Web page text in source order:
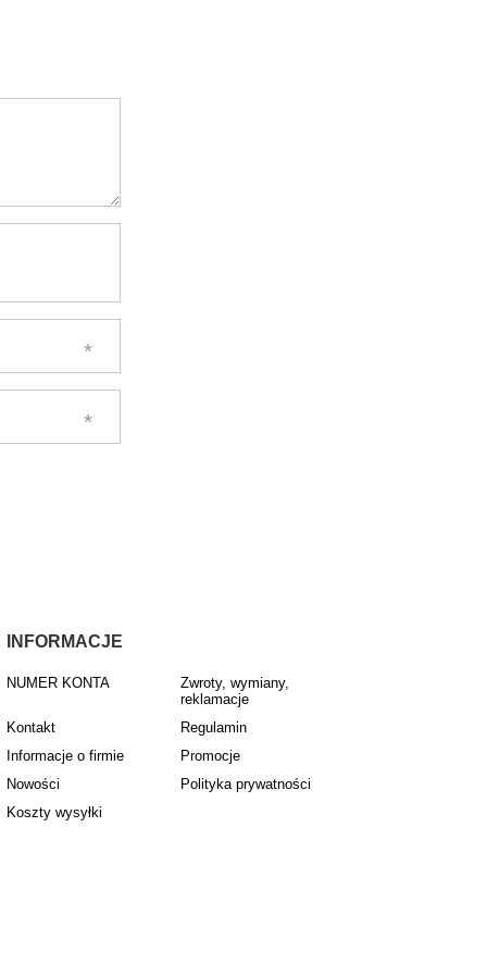
INFORMACJE
NUMER KONTA
Zwroty, wymiany,
reklamacje
Kontakt
Regulamin
Informacje o firmie
Promocje
Nowości
Polityka prywatności
Koszty wysyłki